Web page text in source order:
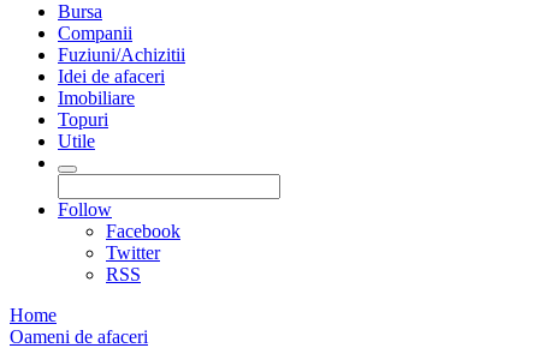
Bursa
Companii
Fuziuni/Achizitii
Idei de afaceri
Imobiliare
Topuri
Utile
Follow
Facebook
Twitter
RSS
Home
Oameni de afaceri